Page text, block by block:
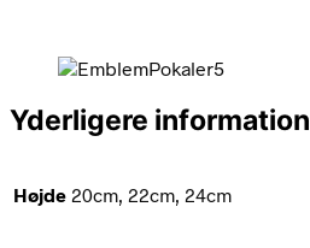
Yderligere information
Højde 20cm, 22cm, 24cm